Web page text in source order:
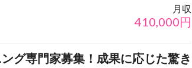
月収
410,000円
グ専門家募集！成果に応じた驚き